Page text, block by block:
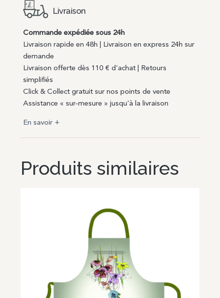
Livraison
Commande expédiée sous 24h
Livraison rapide en 48h | Livraison en express 24h sur
demande
Livraison offerte dès 110 € d’achat | Retours
simplifiés
Click & Collect gratuit sur nos points de vente
Assistance « sur-mesure » jusqu’à la livraison
En savoir +
Produits similaires